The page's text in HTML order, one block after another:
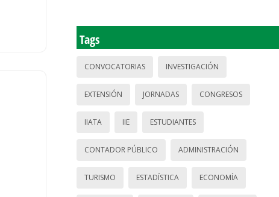
Tags
CONVOCATORIAS INVESTIGACIÓN
EXTENSIÓN JORNADAS CONGRESOS
IIATA IIE ESTUDIANTES
CONTADOR PÚBLICO ADMINISTRACIÓN
TURISMO ESTADÍSTICA ECONOMÍA